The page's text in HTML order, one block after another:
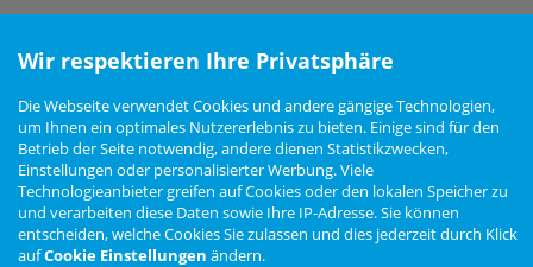
Cookie Einstellungen
Zur Desktop Ansicht wechseln
Das Arteon Forum istKEINoffizielles Angebot der Volkswagen AG
Forensoftware: Burning Board®, entwickelt von WoltLab® GmbH
Werbelink: Dieser Link Platz ist frei!
Wir respektieren Ihre Privatsphäre
Die Webseite verwendet Cookies und andere gängige Technologien,
um Ihnen ein optimales Nutzererlebnis zu bieten. Einige sind für den
Betrieb der Seite notwendig, andere dienen Statistikzwecken,
Einstellungen oder personalisierter Werbung. Viele
Technologieanbieter greifen auf Cookies oder den lokalen Speicher zu
und verarbeiten diese Daten sowie Ihre IP-Adresse. Sie können
entscheiden, welche Cookies Sie zulassen und dies jederzeit durch Klick
aufCookie Einstellungen ändern.